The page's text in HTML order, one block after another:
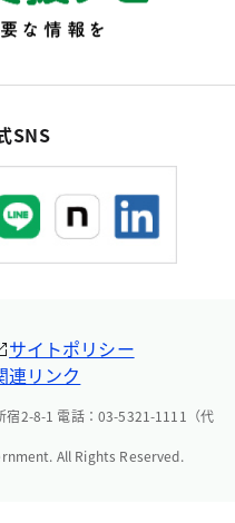
SNS
サイトポリシー
連リンク
宿2-8-1 電話：03-5321-1111（代
All Rights Reserved.